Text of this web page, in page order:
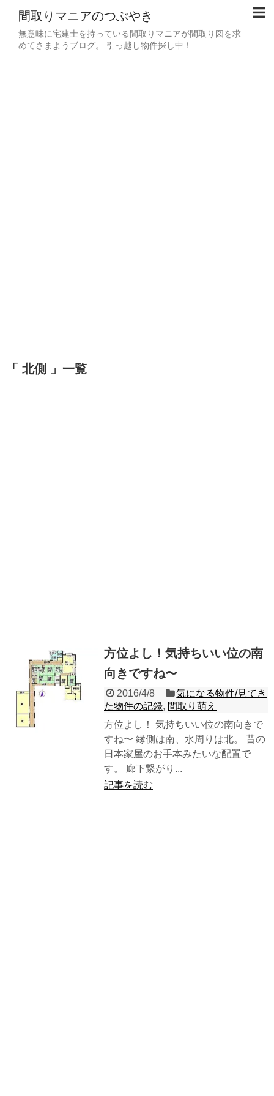
間取りマニアのつぶやき
無意味に宅建士を持っている間取りマニアが間取り図を求
めてさまようブログ。 引っ越し物件探し中！
「 北側 」一覧
方位よし！気持ちいい位の南
向きですね〜
2016/4/8
気になる物件/見てき
た物件の記録, 間取り萌え
方位よし！ 気持ちいい位の南向きで
すね〜 縁側は南、水周りは北。 昔の
日本家屋のお手本みたいな配置で
す。 廊下繋がり...
記事を読む